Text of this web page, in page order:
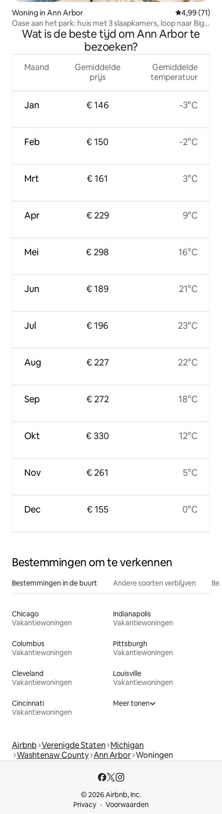
Woning in Ann Arbor Gemiddelde
4,99 (71)
Oase aan het park: huis met 3 slaapkamers, loop naar Big
House
Wat is de beste tijd om Ann Arbor te
bezoeken?
Maand
Jan
Feb
Mrt
Apr
Mei
Jun
Jul
Aug
Sep
Okt
Nov
Dec
Gemiddelde
prijs
€ 146
€ 150
€ 161
€ 229
€ 298
€ 189
€ 196
€ 227
€ 272
€ 330
€ 261
€ 155
Gemiddelde
temperatuur
-3°C
-2°C
3°C
9°C
16°C
21°C
23°C
22°C
18°C
12°C
5°C
0°C
Bestemmingen om te verkennen
Bestemmingen in de buurt Andere soorten verblijven
Chicago
Vakantiewoningen
Indianapolis
Vakantiewoningen
Columbus
Vakantiewoningen
Pittsburgh
Vakantiewoningen
Cleveland
Vakantiewoningen
Louisville
Vakantiewoningen
Cincinnati
Vakantiewoningen
Meer tonen
Airbnb Verenigde Staten Michigan
Washtenaw County Ann Arbor Woningen
© 2026 Airbnb, Inc.
Privacy
Voorwaarden